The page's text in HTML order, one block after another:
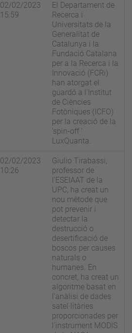
02/02/2023
15:59
El Departament de
Recerca i
Universitats de la
Generalitat de
Catalunya i la
Fundació Catalana
per a la Recerca i la
Innovació (FCRi)
han atorgat el
guardó a l'Institut
de Ciències
Fotòniques (ICFO)
per la creació de la
'spin-off '
LuxQuanta.
02/02/2023
10:26
Giulio Tirabassi,
professor de
l’ESEIAAT de la
UPC, ha creat un
nou mètode que
pot prevenir i
detectar la
destrucció o
desertificació de
boscos per causes
naturals o
humanes. En
concret, ha creat un
algoritme basat en
l'anàlisi de dades
satel·litàries
proporcionades per
l'instrument MODIS